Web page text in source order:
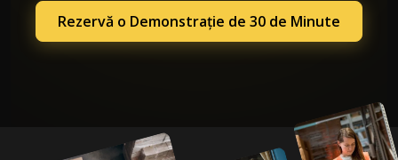
Rezervă o Demonstrație de 30 de Minute